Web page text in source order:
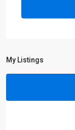
My Listings